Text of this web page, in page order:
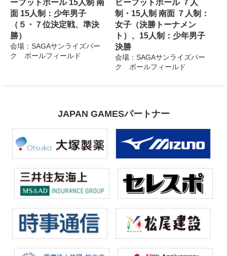
ーフットボール 15人制 南
面 15人制：少年男子
（５・７位決定戦、準決
勝）
会場：SAGAサンライズパー
ク ボールフィールド
ビーフットボール ７人
制・15人制 南面 ７人制：
女子（決勝トーナメン
ト）、15人制：少年男子
決勝
会場：SAGAサンライズパー
ク ボールフィールド
JAPAN GAMESパートナー